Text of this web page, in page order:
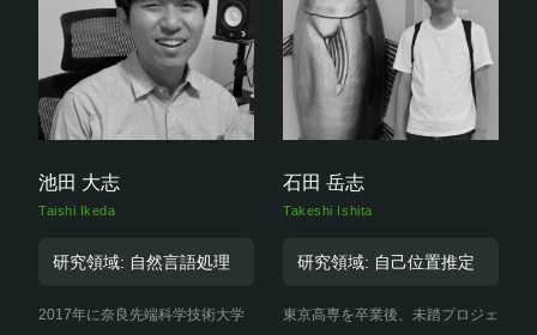
池田 大志
Taishi Ikeda
研究領域: 自然言語処理
2017年に奈良先端科学技術大学
石田 岳志
Takeshi Ishita
研究領域: 自己位置推定
東京高専を卒業後、未踏プロジェ